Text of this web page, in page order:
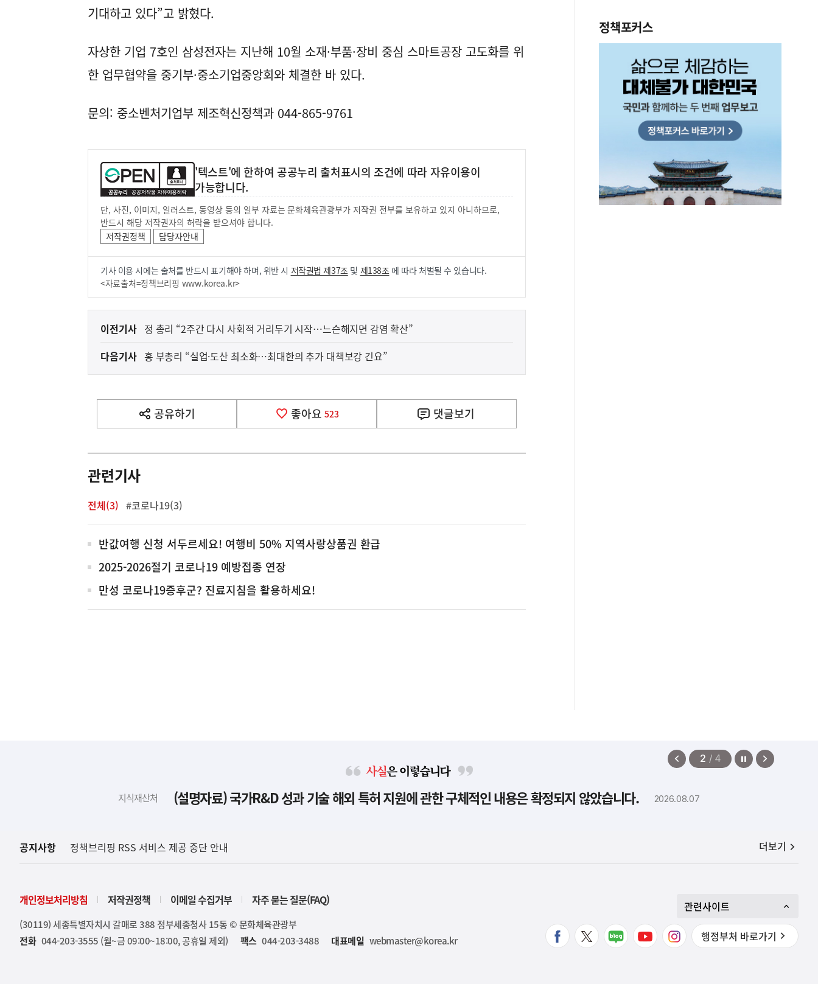
기대하고 있다”고 밝혔다.
자상한 기업 7호인 삼성전자는 지난해 10월 소재·부품·장비 중심 스마트공장 고도화를 위
한 업무협약을 중기부·중소기업중앙회와 체결한 바 있다.
문의: 중소벤처기업부 제조혁신정책과 044-865-9761
'텍스트'에 한하여 공공누리 출처표시의 조건에 따라 자유이용이
가능합니다.
단, 사진, 이미지, 일러스트, 동영상 등의 일부 자료는 문화체육관광부가 저작권 전부를 보유하고 있지 아니하므로,
반드시 해당 저작권자의 허락을 받으셔야 합니다.
저작권정책
담당자안내
기사 이용 시에는 출처를 반드시 표기해야 하며, 위반 시 저작권법 제37조및 제138조에 따라 처벌될 수 있습니다.
<자료출처=정책브리핑 www.korea.kr>
이
다
음
기
영
역
이전기사 정 총리 “2주간 다시 사회적 거리두기 시작…느슨해지면 감염 확산”
다음기사 홍 부총리 “실업·도산 최소화…최대한의 추가 대책보강 긴요”
공유하기
열
기
좋아요 523 댓글보기
관련기사
전체(3) #코로나19(3)
전
체
반값여행 신청 서두르세요! 여행비 50% 지역사랑상품권 환급
2025-2026절기 코로나19 예방접종 연장
만성 코로나19증후군? 진료지침을 활용하세요!
정책포커스
이
기
2 / 4
정지
다
실
은
니
지식재산처 (설명자료) 국가R&D 성과 기술 해외 특허 지원에 관한 구체적인 내용은 확정되지 않았습니다. 2026.08.07
공지사항 정책브리핑 RSS 서비스 제공 중단 안내 공지사항
더보기
개인정보처리방침 저작권정책 이메일 수집거부 자주 묻는 질문(FAQ)
(30119) 세종특별자치시 갈매로 388 정부세종청사 15동 © 문화체육관광부
전화 044-203-3555 (월~금 09:00~18:00, 공휴일 제외) 팩스 044-203-3488 대표메일 webmaster@korea.kr
관련사이트
행정부처 바로가기